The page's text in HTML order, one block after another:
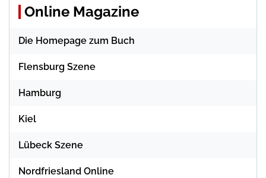
Online Magazine
Die Homepage zum Buch
Flensburg Szene
Hamburg
Kiel
Lübeck Szene
Nordfriesland Online